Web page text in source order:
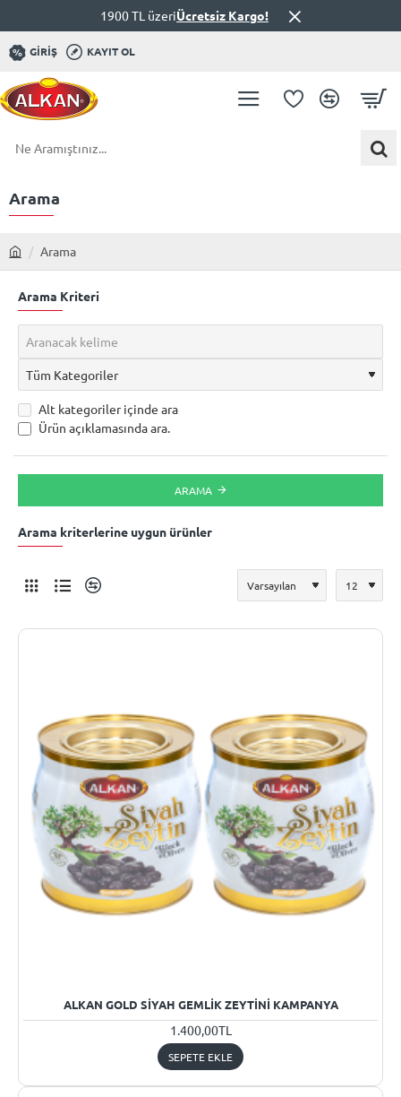
1900 TL üzeriÜcretsiz Kargo!
GIRIŞ KAYIT OL
Ne
Arama
m
Arama
Arama Kriteri
Alt kategoriler içinde ara
Ürün açıklamasında ara.
ARAMA
Arama kriterlerine uygun ürünler
ALKAN GOLD SIYAH GEMLIK ZEYTINI KAMPANYA
1.400,00TL
SEPETE EKLE